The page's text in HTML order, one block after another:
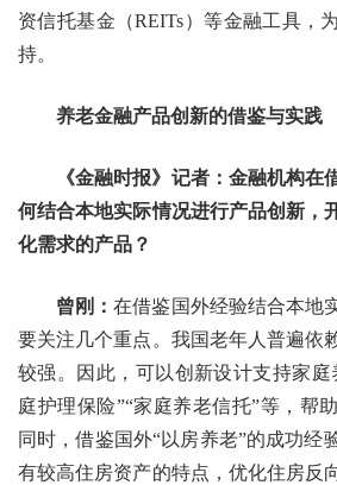
资信托基金（REITs）等金融工具，
持。
养老金融产品创新的借鉴与实践
《金融时报》记者：金融机构在
何结合本地实际情况进行产品创新，
化需求的产品？
曾刚：在借鉴国外经验结合本地
要关注几个重点。我国老年人普遍依
较强。因此，可以创新设计支持家庭
庭护理保险”“家庭养老信托”等，帮
同时，借鉴国外“以房养老”的成功经
有较高住房资产的特点，优化住房反